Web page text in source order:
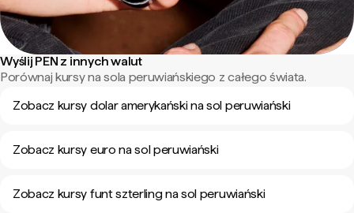
Wyślij PEN z innych walut
Porównaj kursy na sola peruwiańskiego z całego świata.
Zobacz kursy dolar amerykański na sol peruwiański
Zobacz kursy euro na sol peruwiański
Zobacz kursy funt szterling na sol peruwiański